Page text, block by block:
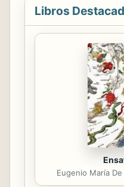
Libros
Eugenio María